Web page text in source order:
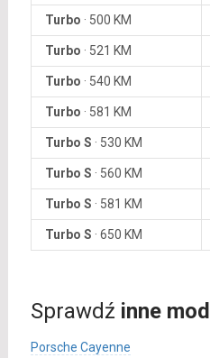
Turbo · 500 KM
Turbo · 521 KM
Turbo · 540 KM
Turbo · 581 KM
Turbo S · 530 KM
Turbo S · 560 KM
Turbo S · 581 KM
Turbo S · 650 KM
Sprawdź inne
Porsche Cayenne